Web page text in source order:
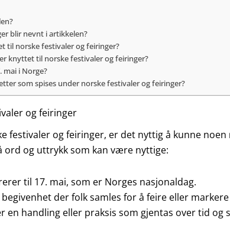
blir nevnt i artikkelen?
til norske festivaler og feiringer?
knyttet til norske festivaler og feiringer?
mai i Norge?
som spises under norske festivaler og feiringer?
og feiringer
festivaler og feiringer, er det nyttig å kunne
ord og uttrykk som kan være nyttige:
til 17. mai, som er Norges nasjonaldag.
begivenhet der folk samles for å feire eller
en handling eller praksis som gjentas over tid og